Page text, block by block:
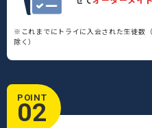
※これまでにトライに入会された生徒数
除く）
POINT
02